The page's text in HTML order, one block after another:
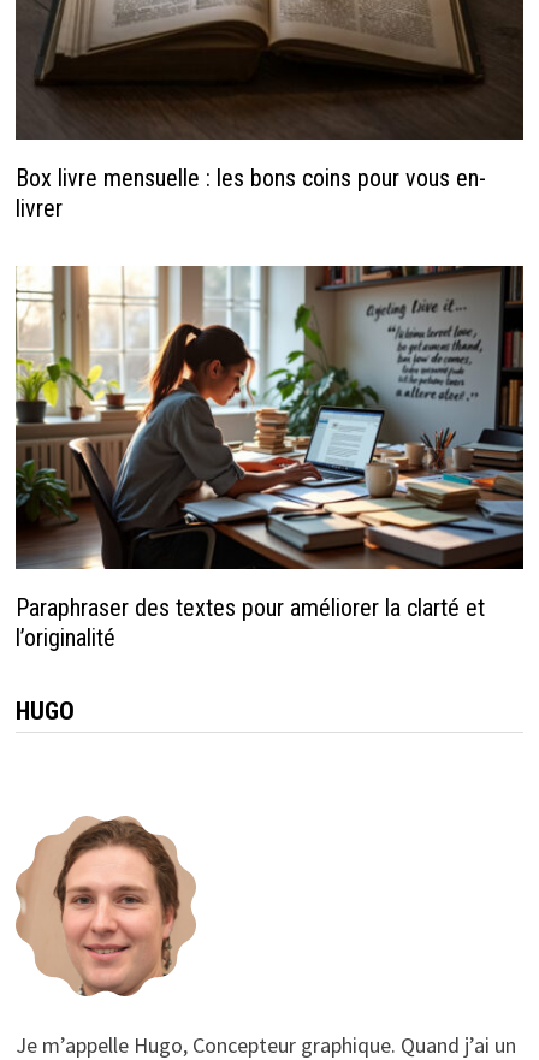
Box livre mensuelle : les bons coins pour vous en-
livrer
Paraphraser des textes pour améliorer la clarté et
l’originalité
HUGO
Je m’appelle Hugo, Concepteur graphique. Quand j’ai un